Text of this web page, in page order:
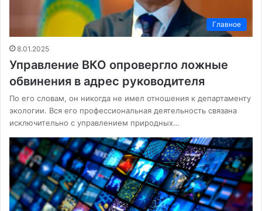
Главное
8.01.2025
Управление ВКО опровергло ложные
обвинения в адрес руководителя
По его словам, он никогда не имел отношения к департаменту
экологии. Вся его профессиональная деятельность связана
исключительно с управлением природных…